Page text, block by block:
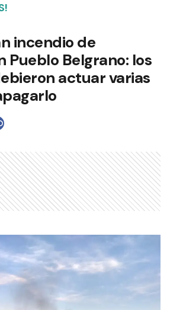
incendio de
Pueblo Belgrano: los
actuar varias